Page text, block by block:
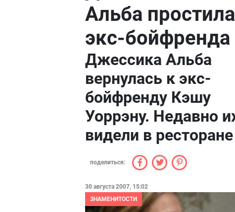
Альба простила
экс-бойфренда
Джессика Альба
вернулась к экс-
бойфренду Кэшу
Уоррэну. Недавно
видели в ресторане
поделиться:
30 августа 2007, 15:02
ЗНАМЕНИТОСТИ